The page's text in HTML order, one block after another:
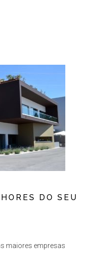
DO SEU
maiores empresas